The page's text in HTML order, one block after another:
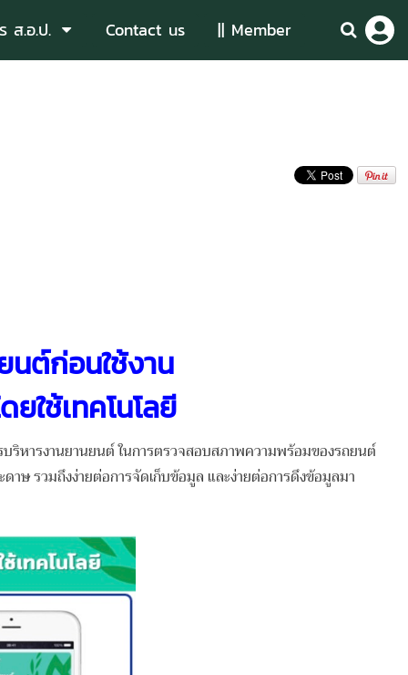
ส.อ.ป. Contact us || Member
นต์ก่อนใช้งาน
ยใช้เทคโนโลยี
หารงานยานยนต์ ในการตรวจสอบสภาพความพร้อมของรถยนต์
าษ รวมถึงง่ายต่อการจัดเก็บข้อมูล และง่ายต่อการดึงข้อมูลมา